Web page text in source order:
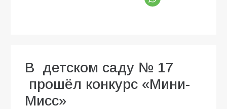
В детском саду № 17
прошёл конкурс «Мини-
Мисс»